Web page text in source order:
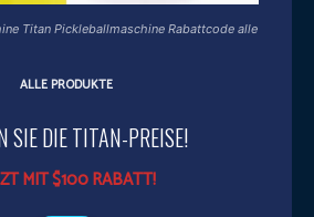
Titan Pickleballmaschine Rabattcode alle
ALLE PRODUKTE
SIE DIE TITAN-PREISE!
MIT $100 RABATT!